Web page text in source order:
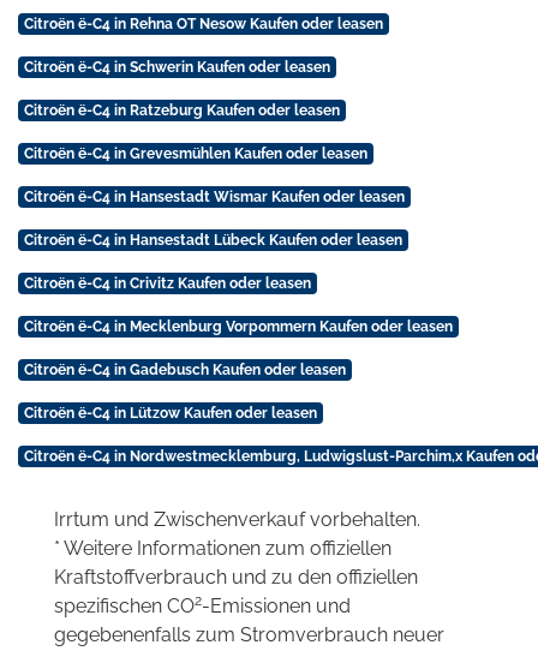
Citroën ë-C4 in Rehna OT Nesow Kaufen oder leasen
Citroën ë-C4 in Schwerin Kaufen oder leasen
Citroën ë-C4 in Ratzeburg Kaufen oder leasen
Citroën ë-C4 in Grevesmühlen Kaufen oder leasen
Citroën ë-C4 in Hansestadt Wismar Kaufen oder leasen
Citroën ë-C4 in Hansestadt Lübeck Kaufen oder leasen
Citroën ë-C4 in Crivitz Kaufen oder leasen
Citroën ë-C4 in Mecklenburg Vorpommern Kaufen oder leasen
Citroën ë-C4 in Gadebusch Kaufen oder leasen
Citroën ë-C4 in Lützow Kaufen oder leasen
Citroën ë-C4 in Nordwestmecklemburg, Ludwigslust-Parchim,x Kaufen
Irrtum und Zwischenverkauf vorbehalten.
* Weitere Informationen zum offiziellen
Kraftstoffverbrauch und zu den offiziellen
spezifischen CO2-Emissionen und
gegebenenfalls zum Stromverbrauch neuer